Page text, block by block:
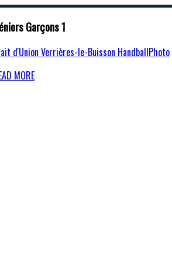
Garçons 1
d'Union Verrières-le-Buisson HandballPhoto
MORE